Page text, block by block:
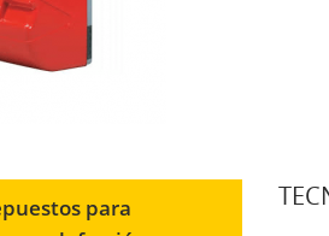
para